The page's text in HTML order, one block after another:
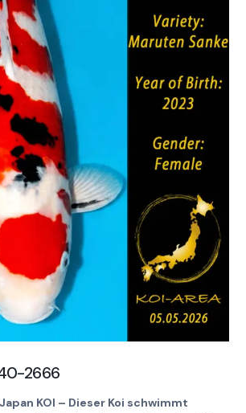
2666
KOI – Dieser Koi schwimmt